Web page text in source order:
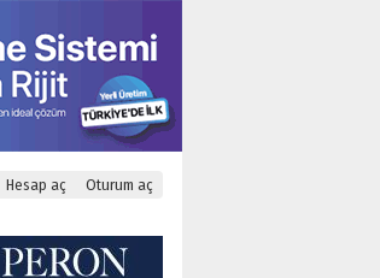
Hesap aç Oturum aç